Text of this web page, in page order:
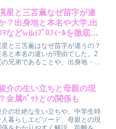
内容、結婚後の仕事状況や今後
見通しまで、わかりやすくまと
ます。
星と三苫薫なぜ苗字が違
？出身地と本名や大学,出
ﾏなどwikiﾌﾟﾛﾌｨｰﾙを徹底調
と三笘薫はなぜ苗字が違うの？
と本名の違いが理由でした。2
の兄弟であることや、出身地・本
経歴、兄弟エピソードまでまと
します。
介の生い立ちと母親の現
金属ﾊﾞｯﾄとの関係も
介の壮絶な生い立ちや、中学生時
暮らしエピソード、母親との現